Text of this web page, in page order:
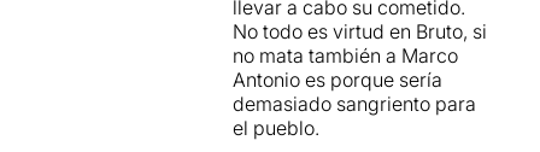
La Sala Fènix plena fins a la
bandera d’un públic més
que satisfet.
llevar a cabo su cometido.
No todo es virtud en Bruto, si
no mata también a Marco
Antonio es porque sería
demasiado sangriento para
el pueblo.